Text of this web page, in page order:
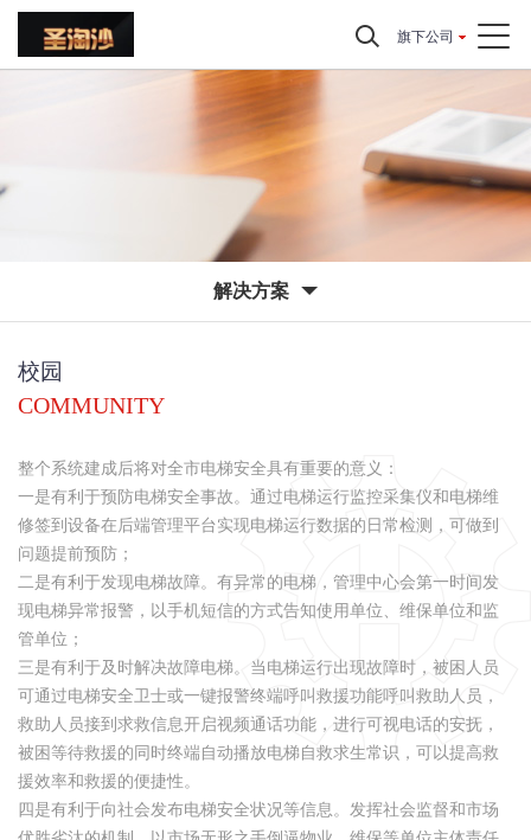
旗下公司
解决方案
校园
COMMUNITY
整个系统建成后将对全市电梯安全具有重要的意义：
一是有利于预防电梯安全事故。通过电梯运行监控采集仪和电梯维
修签到设备在后端管理平台实现电梯运行数据的日常检测，可做到
问题提前预防；
二是有利于发现电梯故障。有异常的电梯，管理中心会第一时间发
现电梯异常报警，以手机短信的方式告知使用单位、维保单位和监
管单位；
三是有利于及时解决故障电梯。当电梯运行出现故障时，被困人员
可通过电梯安全卫士或一键报警终端呼叫救援功能呼叫救助人员，
救助人员接到求救信息开启视频通话功能，进行可视电话的安抚，
被困等待救援的同时终端自动播放电梯自救求生常识，可以提高救
援效率和救援的便捷性。
四是有利于向社会发布电梯安全状况等信息。发挥社会监督和市场